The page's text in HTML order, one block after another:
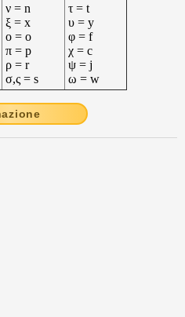
ν = n
ξ = x
ο = o
π = p
ρ = r
σ,ς = s
τ = t
υ = y
φ = f
χ = c
ψ = j
ω = w